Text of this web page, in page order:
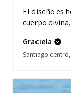
El diseño es
cuerpo
Graciela